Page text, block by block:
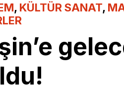
, KÜLTÜR SANAT,